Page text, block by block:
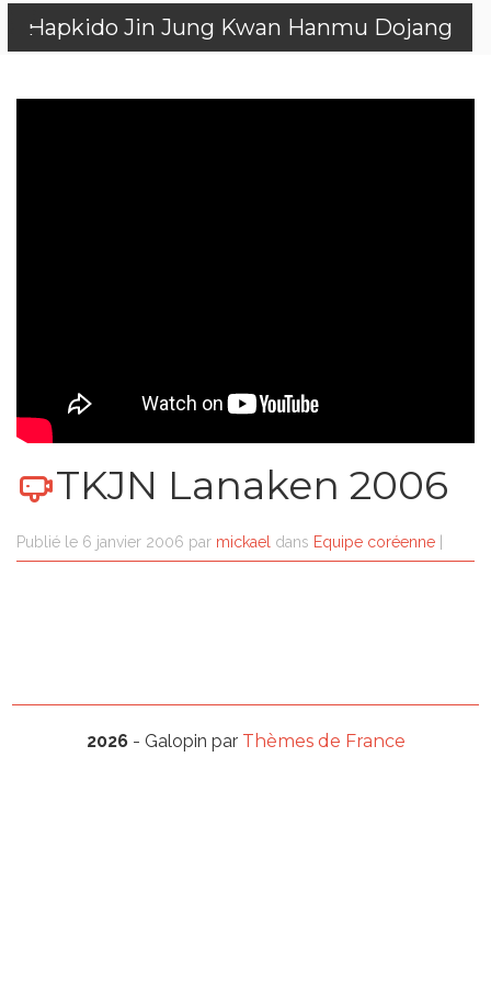
Hapkido Jin Jung Kwan Hanmu Dojang
TKJN Lanaken 2006
Publié le 6 janvier 2006 par mickael dans Equipe coréenne |
2026- Galopin par Thèmes de France